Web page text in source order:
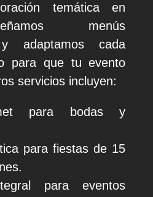
temática en
menús
y adaptamos cada
para que tu evento
servicios incluyen:
para bodas y
para fiestas de 15
para eventos